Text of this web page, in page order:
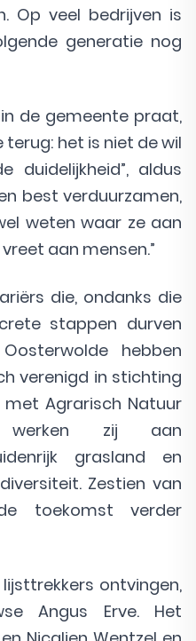
Op veel bedrijven is
generatie nog
de gemeente praat,
het is niet de wil
duidelijkheid”, aldus
best verduurzamen,
weten waar ze aan
aan mensen.”
die, ondanks die
stappen durven
hebben
verenigd in stichting
met Agrarisch Natuur
werken zij aan
grasland en
Zestien van
toekomst verder
ontvingen,
Angus Erve. Het